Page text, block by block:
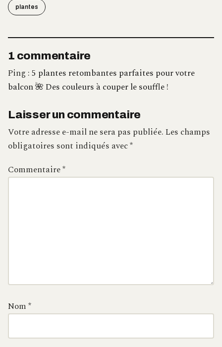
plantes
1 commentaire
Ping :5 plantes retombantes parfaites pour votre
balcon 🌺 Des couleurs à couper le souffle !
Laisser un commentaire
Votre adresse e-mail ne sera pas publiée.Les champs
obligatoires sont indiqués avec*
Commentaire*
Nom*